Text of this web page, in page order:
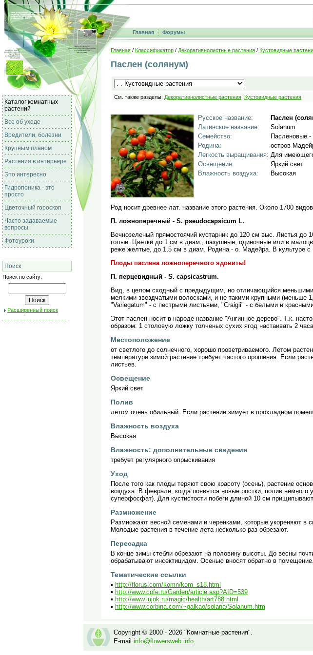
Главная Форумы
Каталог комнатных
растений
Все об уходе
Вредители, болезни
Крупным планом
Растения в интерьере
Это интересно
Гидропоника - это
просто
Цветочный гороскоп
Часто задаваемые
вопросы
Фотоуроки
Поиск
Поиск по сайту:
Расширенный поиск
Главная / Классификатор / Декоративнолистные растения / Кустовидные
Паслен (солянум)
См. также разделы: Декоративнолистные растения Кустовидные растения
Русское название:
Паслен
Латинское название:
Solanum
Семейство:
Пасленовые -
Родина:
остров
Легкость выращивания: Для
Освещение:
Яркий свет
Влажность воздуха:
Высокая
Род носит древнее лат. название этого растения. Около 1700
П. ложноперечный - S. pseudocapsicum L.
Вечнозеленый прямостоячий кустарник до 120 см выс. Листья
голые. Цветки до 1 см в диам., пазушные, одиночные или в
реже желтые, до 1,5 см в диам. Родина - о. Мадейра. В культуре
Плоды паслена ложноперечного ядовиты!
П. перцевидный - S. capsicastrum.
Вид, в целом сходный с предыдущим, но отличающийся
мелкими звездчатыми волосками, и не такими крупными
"Variegatum" - с пестрыми листьями, "Craigii" - с белыми и
Этот паслен носит в народе название "Ангинное дерево". Т.к.
образом: 1 столовую ложку толченых сухих ягод настаивать 2
Местоположение
от светлого до солнечного, хорошо проветриваемого. Летом
температуре зимой растение требует частого орошения. Если
листьев.
Освещение
Яркий свет
Полив
летом очень обильный. Если растение зимует в прохладном
Влажность воздуха
Высокая
Влажность: дополнительные сведения
требует регулярного опрыскивания
Уход
После того как плоды теряют свою красоту (осень), растение
воздуха. В феврале, когда появятся новые ростки, полив
суперфосфат). Для кустистости побеги длиной 10 см
Размножение
Размножают весной семенами и черенками, которые укореняют
Молодые растения в течение лета несколько раз обрезают.
Пересадка
В конце зимы стебли обрезают на половину высоты. До весны
обрабатывают инсектицидом. Осенью вносят обратно в помещение.
Тематические ссылки
▪ http://florus.com/komn/kom_s18.html
▪ http://www.cofe.ru/Garden/article.asp?AID=539
▪ http://www.lujok.ru/magic/health/art788.html
▪ http://www.corbina.com/~galkao/solana/Solanum.htm
Copyright © 2000 - 2026 "Комнатные растения".
E-mail info@flowersweb.info.